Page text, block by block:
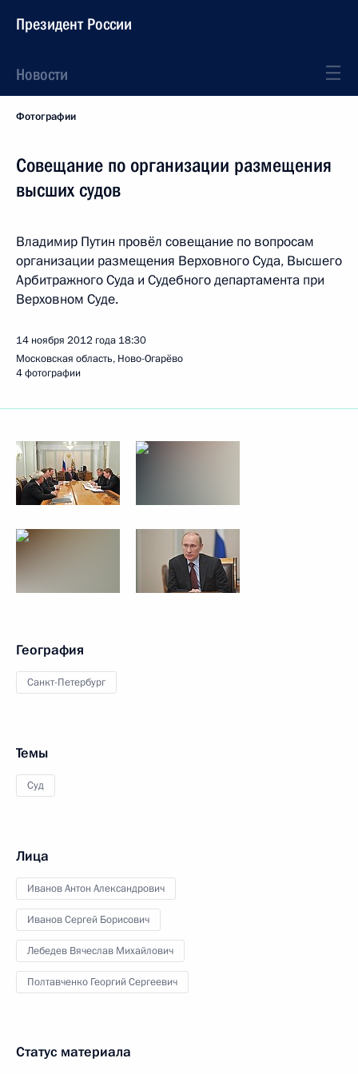
Президент России
Новости
Фотографии
Совещание по организации размещения
высших судов
Владимир Путин провёл совещание по вопросам
организации размещения Верховного Суда, Высшего
Арбитражного Суда и Судебного департамента при
Верховном Суде.
14 ноября 2012 года 18:30
Московская область, Ново-Огарёво
4 фотографии
География
Санкт-Петербург
Темы
Суд
Лица
Иванов Антон Александрович
Иванов Сергей Борисович
Лебедев Вячеслав Михайлович
Полтавченко Георгий Сергеевич
Статус материала